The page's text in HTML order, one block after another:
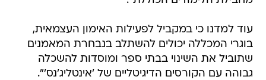
עוד למדנו כי במקביל לפעילות האימון העצמאית,
בוגרי המכללה יכולים להשתלב בנבחרת המאמנים
שתוביל את השינוי בבתי ספר ומוסדות להשכלה
גבוהה עם הקורסים הדיגיטליים של 'אינטליג'נס'".